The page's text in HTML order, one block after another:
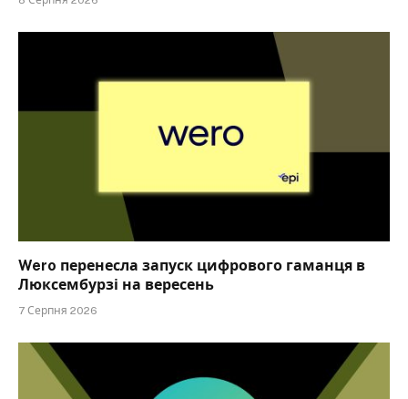
Wero перенесла запуск цифрового гаманця в
Люксембурзі на вересень
7 Серпня 2026